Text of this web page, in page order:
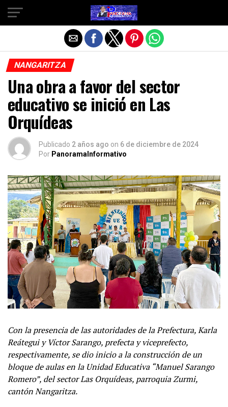
NANGARITZA
Una obra a favor del sector
educativo se inició en Las
Orquídeas
Publicado 2 años ago on 6 de diciembre de 2024
Por PanoramaInformativo
Con la presencia de las autoridades de la Prefectura, Karla
Reátegui y Víctor Sarango, prefecta y viceprefecto,
respectivamente, se dio inicio a la construcción de un
bloque de aulas en la Unidad Educativa “Manuel Sarango
Romero”, del sector Las Orquídeas, parroquia Zurmi,
cantón Nangaritza.
Salir de la versión móvil